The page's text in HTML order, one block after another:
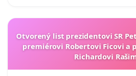
Otvorený list prezidentovi SR
premiérovi Robertovi Ficovi a
Richardovi